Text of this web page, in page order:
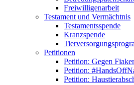
Freiwilligenarbeit
Testament und Vermächtnis
Testamentsspende
Kranzspende
Petitionen
Petition: Gegen
Petition:
Petition: